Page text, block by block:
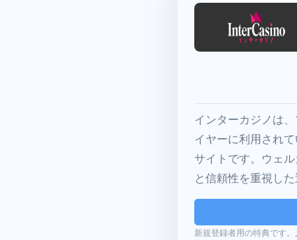
インターカジノは
イヤーに利用され
サイトです。ウェ
と信頼性を重視し
新規登録者用の特典です